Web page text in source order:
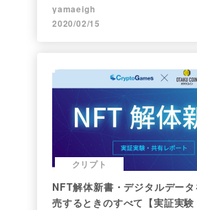
yamaeigh
2020/02/15
クリプト
NFT解体新書・デジタルデー
売するときのすべて【実証実